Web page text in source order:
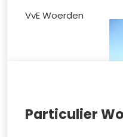
VvE Woerden
Particulier